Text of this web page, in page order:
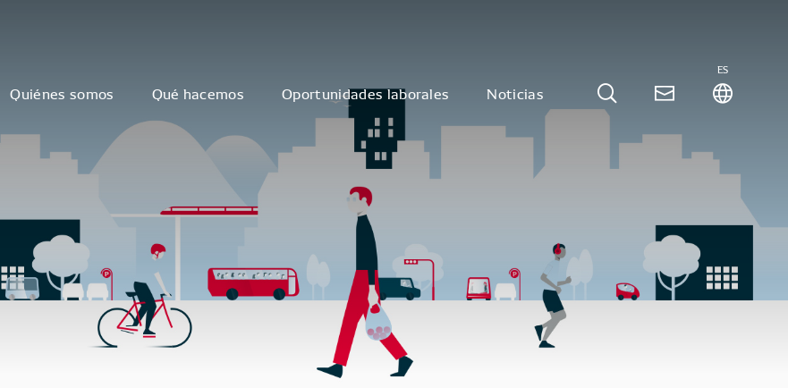
Quiénes somos Qué hacemos Oportunidades laborales Noticias
ES